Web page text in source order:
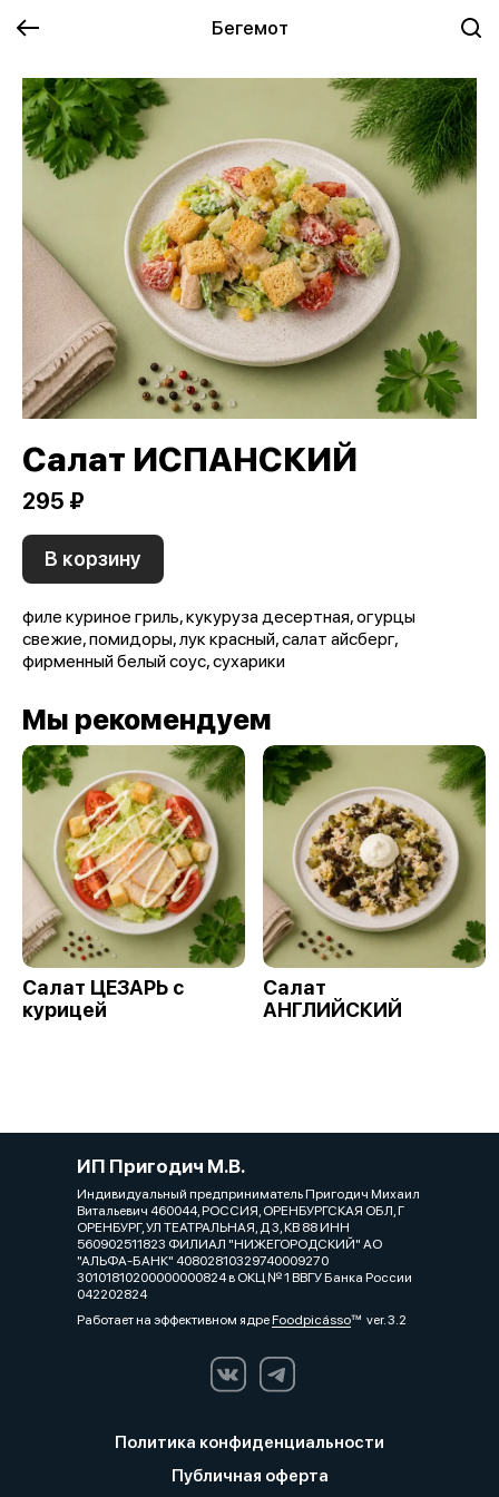
Бегемот
Салат ИСПАНСКИЙ
295 ₽
В корзину
филе куриное гриль, кукуруза десертная, огурцы
свежие, помидоры, лук красный, салат айсберг,
фирменный белый соус, сухарики
Мы рекомендуем
Салат ЦЕЗАРЬ с
курицей
Салат
АНГЛИЙСКИЙ
ИП Пригодич М.В.
Индивидуальный предприниматель Пригодич Михаил
Витальевич 460044, РОССИЯ, ОРЕНБУРГСКАЯ ОБЛ, Г
ОРЕНБУРГ, УЛ ТЕАТРАЛЬНАЯ, Д 3, КВ 88 ИНН
560902511823 ФИЛИАЛ "НИЖЕГОРОДСКИЙ" АО
"АЛЬФА-БАНК" 40802810329740009270
30101810200000000824 в ОКЦ № 1 ВВГУ Банка России
042202824
Работает на эффективном ядреFoodpicássover. 3.2
Политика конфиденциальности
Публичная оферта